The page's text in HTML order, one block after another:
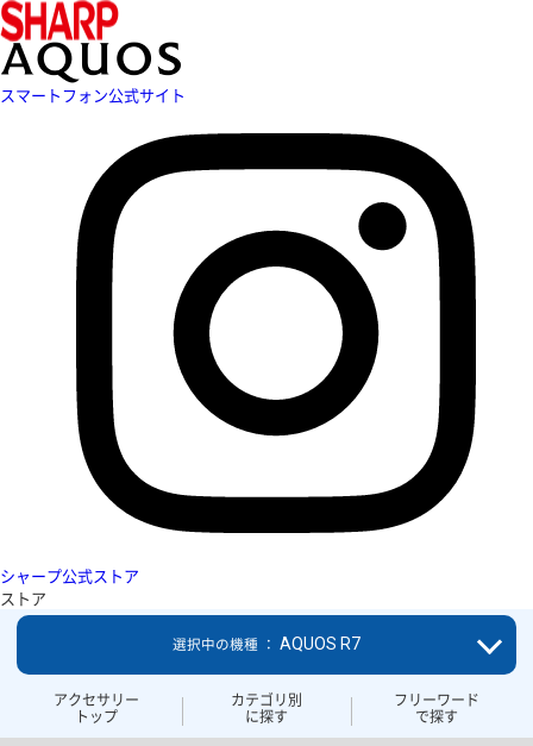
スマートフォン公式サイト
シャープ公式ストア
ストア
アクセサリー
トップ
カテゴリ別
に探す
フリーワード
で探す
選択中の機種 ： AQUOS R7